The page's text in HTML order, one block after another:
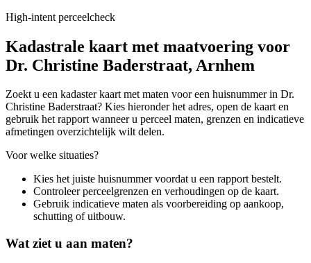
High-intent perceelcheck
Kadastrale kaart met maatvoering voor
Dr. Christine Baderstraat, Arnhem
Zoekt u een kadaster kaart met maten voor een huisnummer in Dr.
Christine Baderstraat? Kies hieronder het adres, open de kaart en
gebruik het rapport wanneer u perceel maten, grenzen en indicatieve
afmetingen overzichtelijk wilt delen.
Voor welke situaties?
Kies het juiste huisnummer voordat u een rapport bestelt.
Controleer perceelgrenzen en verhoudingen op de kaart.
Gebruik indicatieve maten als voorbereiding op aankoop,
schutting of uitbouw.
Wat ziet u aan maten?